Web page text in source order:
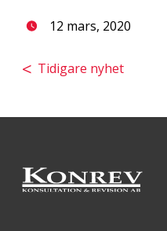
12 mars, 2020
Tidigare nyhet